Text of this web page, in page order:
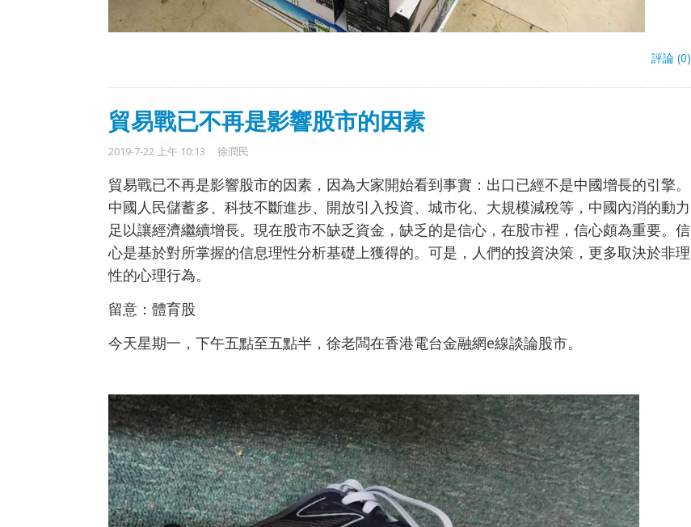
評論 (0)
貿易戰已不再是影響股市的因素
2019-7-22 上午 10:13 徐潤民
貿易戰已不再是影響股市的因素，因為大家開始看到事實：出口已經不是中國增長的引擎。
中國人民儲蓄多、科技不斷進步、開放引入投資、城市化、大規模減稅等，中國內消的動力
足以讓經濟繼續增長。現在股市不缺乏資金，缺乏的是信心，在股市裡，信心頗為重要。信
心是基於對所掌握的信息理性分析基礎上獲得的。可是，人們的投資決策，更多取決於非理
性的心理行為。
留意：體育股
今天星期一，下午五點至五點半，徐老闆在香港電台金融網e線談論股市。